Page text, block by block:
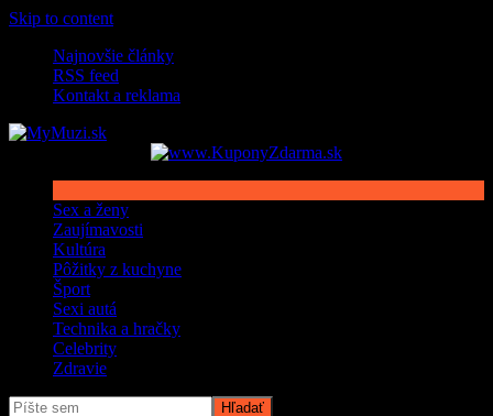
Skip to content
Najnovšie články
RSS feed
Kontakt a reklama
Sex a ženy
Zaujímavosti
Kultúra
Pôžitky z kuchyne
Šport
Sexi autá
Technika a hračky
Celebrity
Zdravie